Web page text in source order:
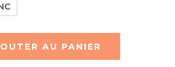
AU PANIER